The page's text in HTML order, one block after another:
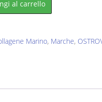
al carrello
Marino, Marche,